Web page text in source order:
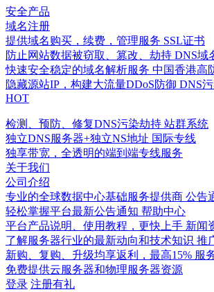
安全产品
域名注册
提供域名购买，续费，管理服务 SSL证书
防止网站数据被窃取、篡改、劫持 DNS域
快速安全稳定的域名解析服务 中国香港高
隐藏源站IP，构建大流量DDoS防御 DNS
HOT
检测、预防、修复DNS污染劫持 站群系统
独立DNS服务器+独立NS地址 国际专线
独享带宽，全透明的端到端专线服务
关于我们
公司介绍
专业的全球数据中心基础服务提供商 公告
轻松掌握平台最新公告通知 帮助中心
平台产品说明、使用教程，更快上手 新闻
了解服务器行业的最新动向和技术知识 推
新购、复购、升级均享返利，最高15% 服
免费提供云服务器和物理服务器资源
登录 注册有礼